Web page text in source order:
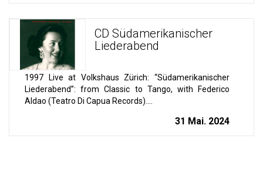
CD Südamerikanischer
Liederabend
1997 Live at Volkshaus Zürich: “Südamerikanischer
Liederabend”: from Classic to Tango, with Federico
Aldao (Teatro Di Capua Records)....
31 Mai. 2024